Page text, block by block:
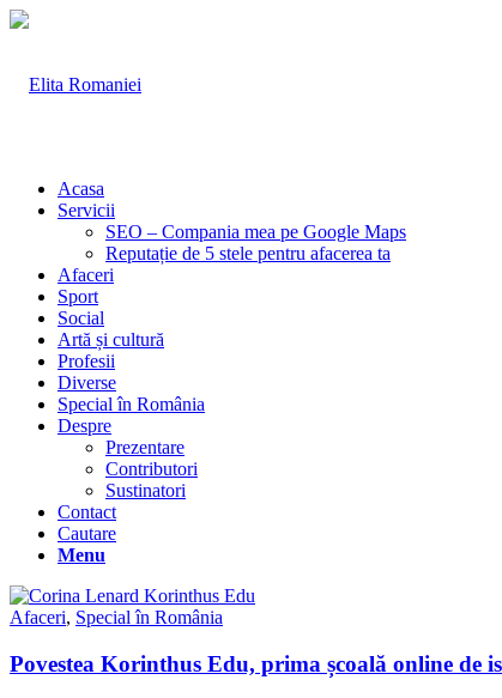
Acasa
Servicii
SEO – Compania mea pe Google Maps
Reputație de 5 stele pentru afacerea ta
Afaceri
Sport
Social
Artă și cultură
Profesii
Diverse
Special în România
Despre
Prezentare
Contributori
Sustinatori
Contact
Cautare
Menu
Afaceri, Special în România
Povestea Korinthus Edu, prima școală online de